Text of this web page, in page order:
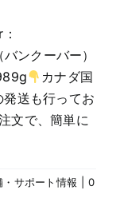
ンクーバー）
カナダ国
送も行ってお
文で、簡単に
!
・サポート情報
0